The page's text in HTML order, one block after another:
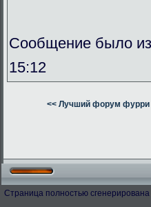
Сообщение было
15:12
<< Лучший форум фурри
Страница полностью сгенерирована